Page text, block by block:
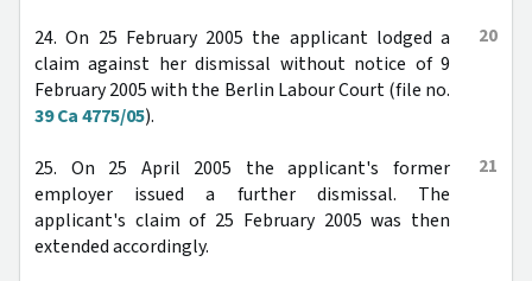
20
24. On 25 February 2005 the applicant lodged a
claim against her dismissal without notice of 9
February 2005 with the Berlin Labour Court (file no.
39 Ca 4775/05).
21
25. On 25 April 2005 the applicant's former
employer issued a further dismissal. The
applicant's claim of 25 February 2005 was then
extended accordingly.